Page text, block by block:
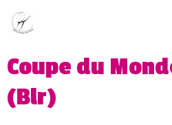
Coupe du
(Blr)